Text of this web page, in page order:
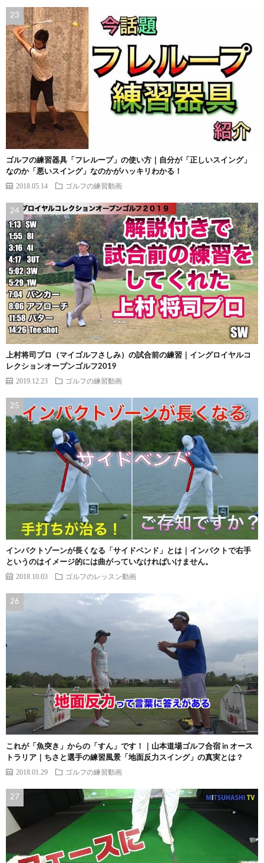
ゴルフの練習器具「フレループ」の使い方｜自分が「正しいスイング」
なのか「悪いスイング」なのかがハッキリわかる！
2018.05.14 ゴルフの練習動画
上村将司プロ（マイゴルフさしみ）の試合前の練習｜イングロイヤルコ
レクションオープンゴルフ2019
2019.12.23 ゴルフの練習動画
インパクトゾーンが長くなる「サイドベンド」とは｜インパクトで右手
というのはイメージ的には曲がっていなければいけません。
2018.10.03 ゴルフのレッスン動画
これが「魚突き」からの「すん」です！｜山本道場ゴルフ合宿 in オース
トラリア｜ちさと選手の練習風景「地面反力スイング」の真実とは？
2018.01.29 ゴルフの練習動画